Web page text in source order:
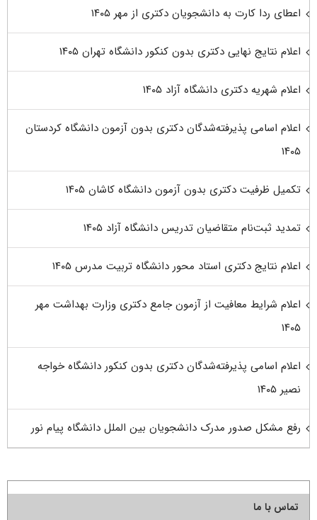
اعطای ردا کارت به دانشجویان دکتری از مهر ۱۴۰۵
اعلام نتایج نهایی دکتری بدون کنکور دانشگاه تهران ۱۴۰۵
اعلام شهریه دکتری دانشگاه آزاد ۱۴۰۵
اعلام اسامی پذیرفته‌شدگان دکتری بدون آزمون دانشگاه کردستان
۱۴۰۵
تکمیل ظرفیت دکتری بدون آزمون دانشگاه کاشان ۱۴۰۵
تمدید ثبت‌نام متقاضیان تدریس دانشگاه آزاد ۱۴۰۵
اعلام نتایج دکتری استاد محور دانشگاه تربیت مدرس ۱۴۰۵
اعلام شرایط معافیت از آزمون جامع دکتری وزارت بهداشت مهر
۱۴۰۵
اعلام اسامی پذیرفته‌شدگان دکتری بدون کنکور دانشگاه خواجه
نصیر ۱۴۰۵
رفع مشکل صدور مدرک دانشجویان بین الملل دانشگاه پیام نور
تماس با ما